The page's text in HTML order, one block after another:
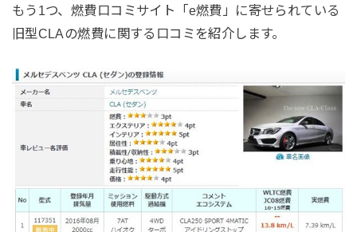
もう1つ、燃費口コミサイト「e燃費」に寄せられている
旧型CLAの燃費に関する口コミを紹介します。